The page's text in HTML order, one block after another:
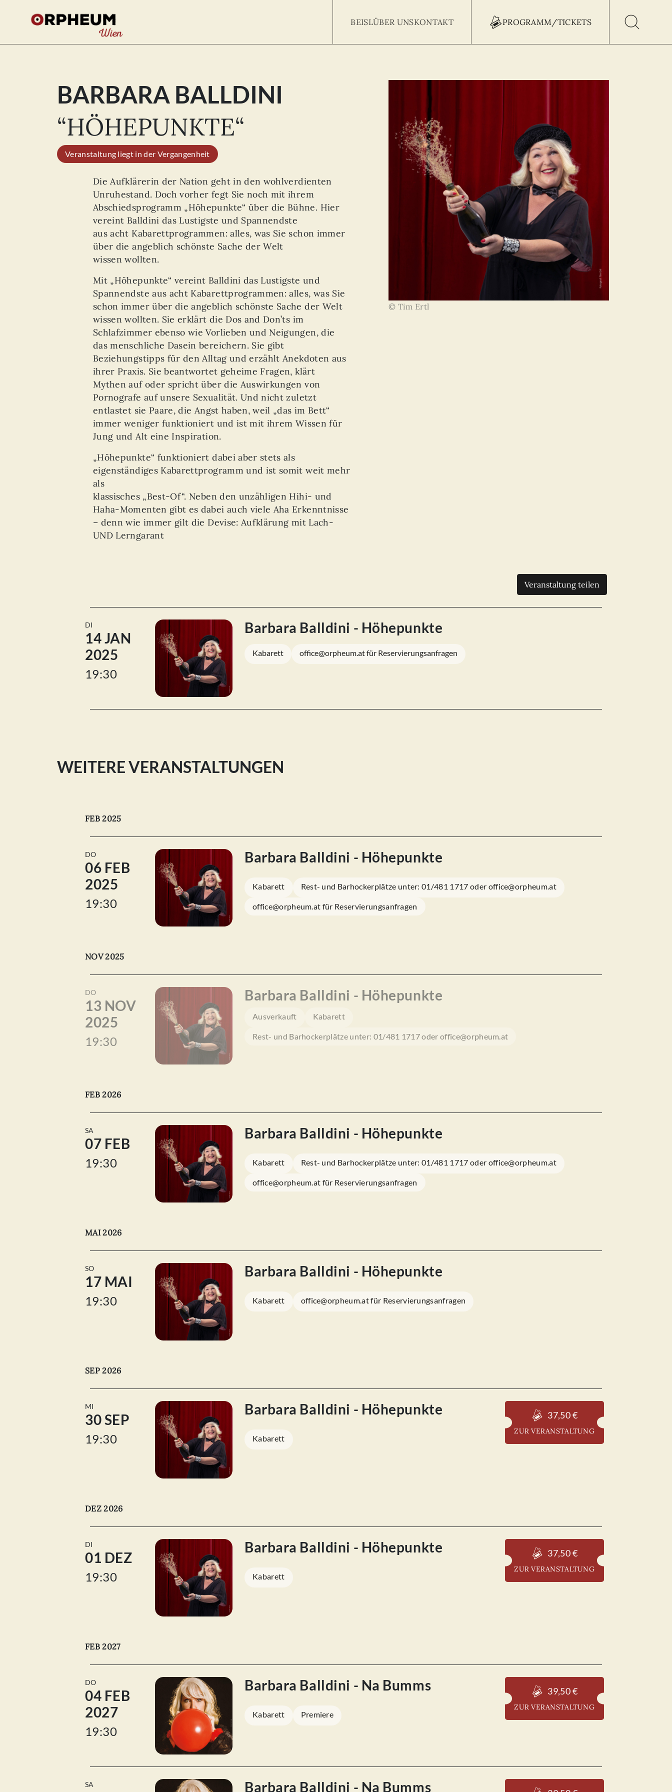
Search
BEISLÜBER UNSKONTAKT PROGRAMM/TICKETS
BARBARA BALLDINI
“HÖHEPUNKTE“
Veranstaltung liegt in der Vergangenheit
Die Aufklärerin der Nation geht in den wohlverdienten
Unruhestand. Doch vorher fegt Sie noch mit ihrem
Abschiedsprogramm „Höhepunkte“ über die Bühne. Hier
vereint Balldini das Lustigste und Spannendste
aus acht Kabarettprogrammen: alles, was Sie schon immer
über die angeblich schönste Sache der Welt
wissen wollten.
Mit „Höhepunkte“ vereint Balldini das Lustigste und
Spannendste aus acht Kabarettprogrammen: alles, was Sie
schon immer über die angeblich schönste Sache der Welt
wissen wollten. Sie erklärt die Dos and Don’ts im
Schlafzimmer ebenso wie Vorlieben und Neigungen, die
das menschliche Dasein bereichern. Sie gibt
Beziehungstipps für den Alltag und erzählt Anekdoten aus
ihrer Praxis. Sie beantwortet geheime Fragen, klärt
Mythen auf oder spricht über die Auswirkungen von
Pornografe auf unsere Sexualität. Und nicht zuletzt
entlastet sie Paare, die Angst haben, weil „das im Bett“
immer weniger funktioniert und ist mit ihrem Wissen für
Jung und Alt eine Inspiration.
„Höhepunkte“ funktioniert dabei aber stets als
eigenständiges Kabarettprogramm und ist somit weit mehr
als
klassisches „Best-Of“. Neben den unzähligen Hihi- und
Haha-Momenten gibt es dabei auch viele Aha Erkenntnisse
– denn wie immer gilt die Devise: Aufklärung mit Lach-
UND Lerngarant
© Tim Ertl
Veranstaltung teilen
DI
14 JAN
2025
19:30
Barbara Balldini - Höhepunkte
Kabarett office@orpheum.at für Reservierungsanfragen
WEITERE VERANSTALTUNGEN
FEB 2025
DO
06 FEB
2025
19:30
Barbara Balldini - Höhepunkte
Kabarett Rest- und Barhockerplätze unter: 01/481 1717 oder office@orpheum.at
office@orpheum.at für Reservierungsanfragen
NOV 2025
DO
13 NOV
2025
19:30
Barbara Balldini - Höhepunkte
Ausverkauft Kabarett
Rest- und Barhockerplätze unter: 01/481 1717 oder office@orpheum.at
FEB 2026
SA
07 FEB
19:30
Barbara Balldini - Höhepunkte
Kabarett Rest- und Barhockerplätze unter: 01/481 1717 oder office@orpheum.at
office@orpheum.at für Reservierungsanfragen
MAI 2026
SO
17 MAI
19:30
Barbara Balldini - Höhepunkte
Kabarett office@orpheum.at für Reservierungsanfragen
SEP 2026
MI
30 SEP
19:30
Barbara Balldini - Höhepunkte
Kabarett
37,50 €
ZUR VERANSTALTUNG
DEZ 2026
DI
01 DEZ
19:30
Barbara Balldini - Höhepunkte
Kabarett
37,50 €
ZUR VERANSTALTUNG
FEB 2027
DO
04 FEB
2027
19:30
Barbara Balldini - Na Bumms
Kabarett Premiere
39,50 €
ZUR VERANSTALTUNG
SA Barbara Balldini - Na Bumms